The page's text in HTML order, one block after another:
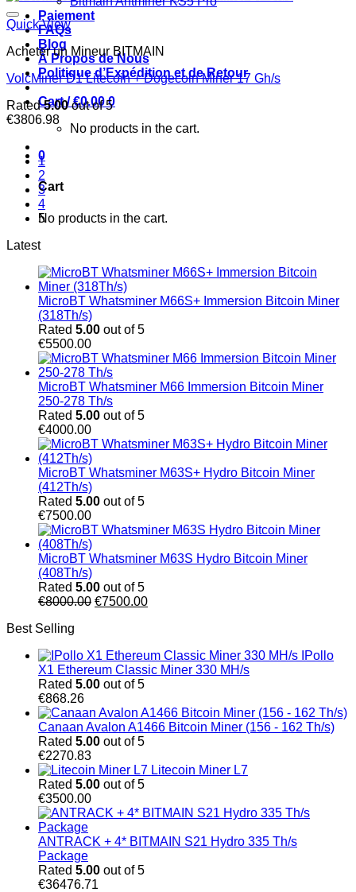
Paiement
FAQs
Blog
À Propos de Nous
Politique d’Expédition et de Retour
Cart /€0.00 0
No products in the cart.
0
Cart
No products in the cart.
Quick View
Acheter un Mineur BITMAIN
VolcMiner D1 Litecoin + Dogecoin Miner 17 Gh/s
Rated5.00out of 5
€3806.98
1
2
3
4
5
Latest
MicroBT Whatsminer M66S+ Immersion Bitcoin Miner
(318Th/s)
Rated 5.00 out of 5
€5500.00
MicroBT Whatsminer M66 Immersion Bitcoin Miner
250-278 Th/s
Rated 5.00 out of 5
€4000.00
MicroBT Whatsminer M63S+ Hydro Bitcoin Miner
(412Th/s)
Rated 5.00 out of 5
€7500.00
MicroBT Whatsminer M63S Hydro Bitcoin Miner
(408Th/s)
Rated 5.00 out of 5
€8000.00 Original
€7500.00Current
Best Selling
IPollo
X1 Ethereum Classic Miner 330 MH/s
Rated 5.00 out of 5
€868.26
Canaan Avalon A1466 Bitcoin Miner (156 - 162 Th/s)
Rated 5.00 out of 5
€2270.83
Litecoin Miner L7
Rated 5.00 out of 5
€3500.00
ANTRACK + 4* BITMAIN S21 Hydro 335 Th/s
Package
Rated 5.00 out of 5
€36476.71